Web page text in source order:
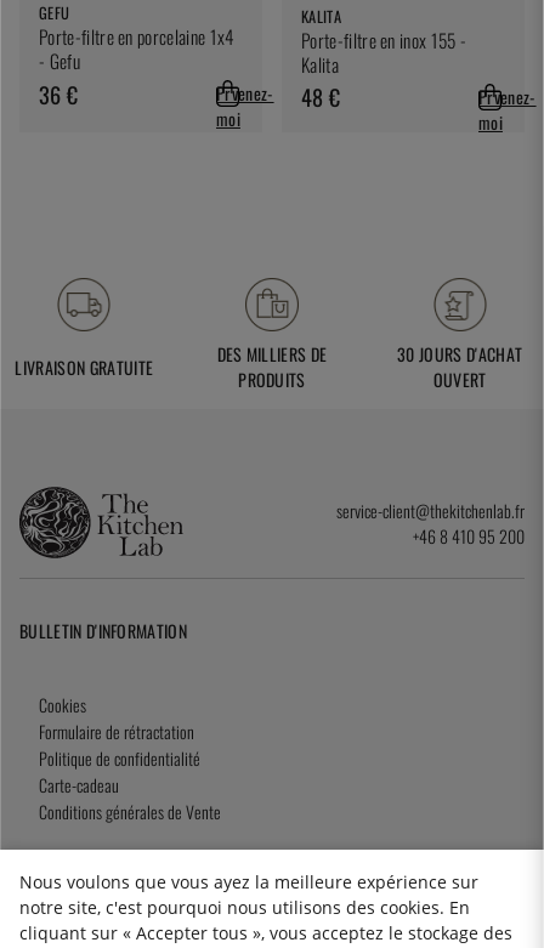
GEFU
Porte-filtre en porcelaine 1x4
- Gefu
36 €
Prvenez-
moi
KALITA
Porte-filtre en inox 155 -
Kalita
48 €
Prvenez-
moi
LIVRAISON GRATUITE
DES MILLIERS DE
PRODUITS
30 JOURS D'ACHAT
OUVERT
service-client@thekitchenlab.fr
+46 8 410 95 200
BULLETIN D'INFORMATION
Cookies
Formulaire de rétractation
Politique de confidentialité
Carte-cadeau
Conditions générales de Vente
2026 KitchenLab AB
Nous voulons que vous ayez la meilleure expérience sur
notre site, c'est pourquoi nous utilisons des cookies. En
cliquant sur « Accepter tous », vous acceptez le stockage des